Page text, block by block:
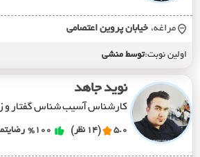
مراغه، خيابان پروين اعتصامي
اولین نوبت:توسط منشی
نوید جاهد
کارشناس آسیب شناس گفتار و
5.0 (14 نظر) %100